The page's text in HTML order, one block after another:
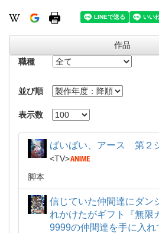
作品
職種
並び順
表示数
ばいばい、アース 第２
TV
脚本
信じていた仲間達にダン
れかけたがギフト『無限
9999の仲間達を手に入れ